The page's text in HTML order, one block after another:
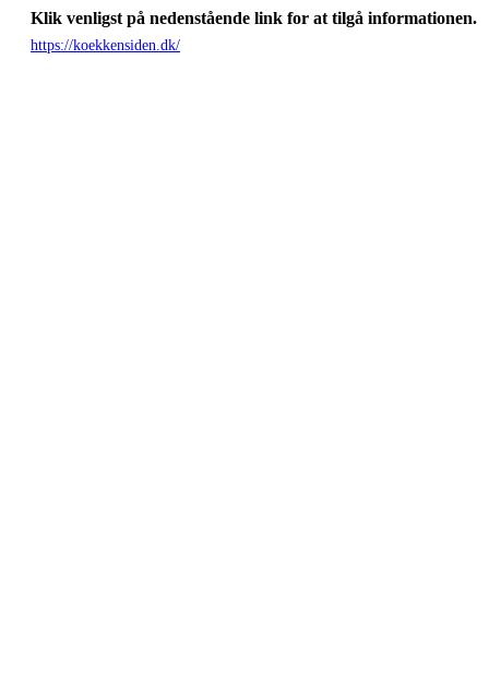
Klik venligst på nedenstående link for at tilgå informationen.
https://koekkensiden.dk/